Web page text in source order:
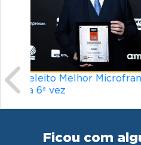
Línguas mais difíceis
torna um idioma
Ficou com